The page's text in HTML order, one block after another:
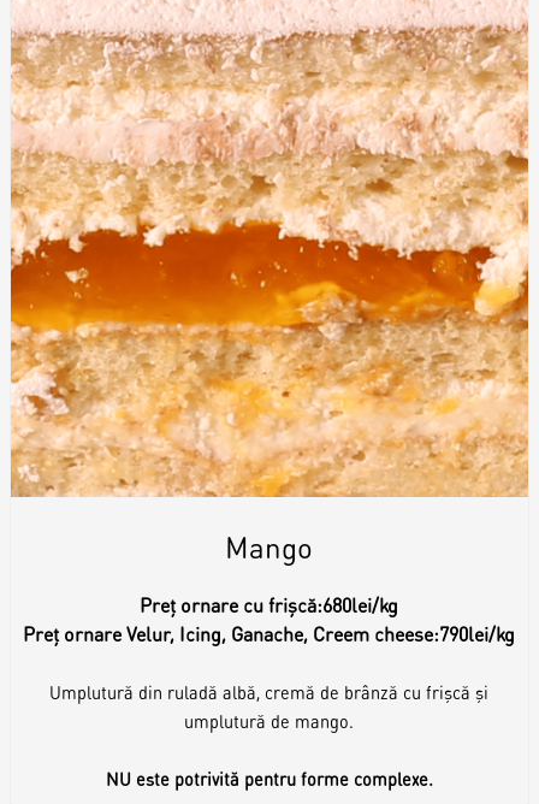
Mango
Preț ornare cu frișcă:680lei/kg
Preț ornare Velur, Icing, Ganache, Creem cheese:790lei/kg
Umplutură din ruladă albă, cremă de brânză cu frişcă şi
umplutură de mango.
NU este potrivită pentru forme complexe.